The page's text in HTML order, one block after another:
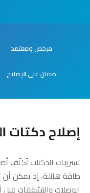
مرخص ومعتمد
ضمان على الإصلاح
إصلاح دكتات
تسريبات الدكتات تُكلّف
الوصلات والتشققات